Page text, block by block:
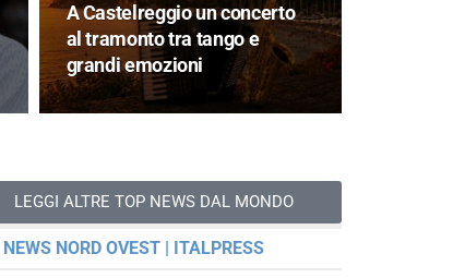
A Castelreggio un concerto
al tramonto tra tango e
grandi emozioni
LEGGI ALTRE TOP NEWS DAL MONDO
NORD OVEST | ITALPRESS